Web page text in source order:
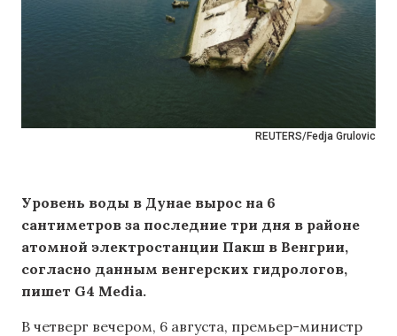
REUTERS/Fedja Grulovic
Уровень воды в Дунае вырос на 6
сантиметров за последние три дня в районе
атомной электростанции Пакш в Венгрии,
согласно данным венгерских гидрологов,
пишет G4 Media.
В четверг вечером, 6 августа, премьер-министр